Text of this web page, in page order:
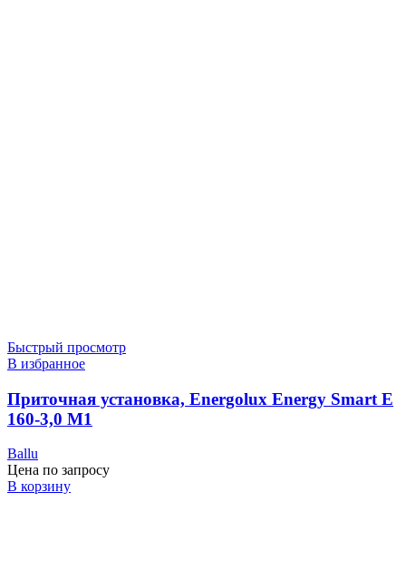
Быстрый просмотр
В избранное
Приточная установка, Energolux Energy Smart E
160-3,0 M1
Ballu
Цена по запросу
В корзину